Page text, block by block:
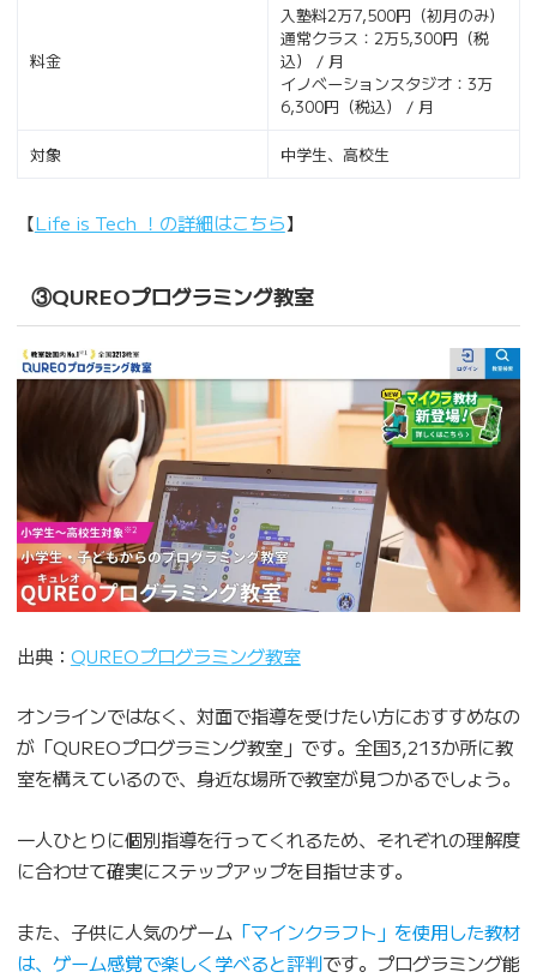
料金
入塾料2万7,500円（初月のみ）
通常クラス：2万5,300円（税
込） / 月
イノベーションスタジオ：3万
6,300円（税込） / 月
対象 中学生、高校生
【Life is Tech ！の詳細はこちら】
③QUREOプログラミング教室
出典： QUREOプログラミング教室
オンラインではなく、対面で指導を受けたい方におすすめなの
が「QUREOプログラミング教室」です。全国3,213か所に教
室を構えているので、身近な場所で教室が見つかるでしょう。
一人ひとりに個別指導を行ってくれるため、それぞれの理解度
に合わせて確実にステップアップを目指せます。
また、子供に人気のゲーム 「マインクラフト」を使用した教材
は、ゲーム感覚で楽しく学べると評判です。プログラミング能